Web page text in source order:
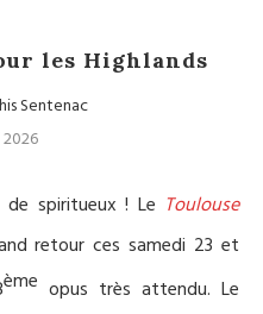
les Highlands
Sentenac
de spiritueux ! Le Toulouse
retour ces samedi 23 et
ème opus très attendu. Le